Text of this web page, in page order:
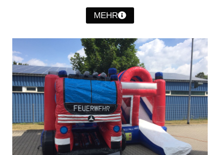
Jahresrückblick 2019
Jahresrückblick 2020
Jahresrückblick 2021
Jahresrückblick 2022
Jahresrückblick 2023
Jahresrückblick 2024
Tag der offenen Tür 2015
MEHR